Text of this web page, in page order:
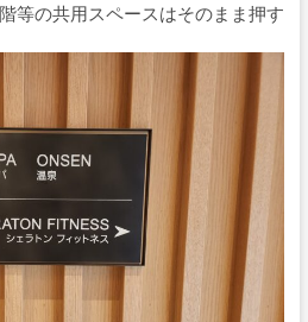
等の共用スペースはそのまま押す